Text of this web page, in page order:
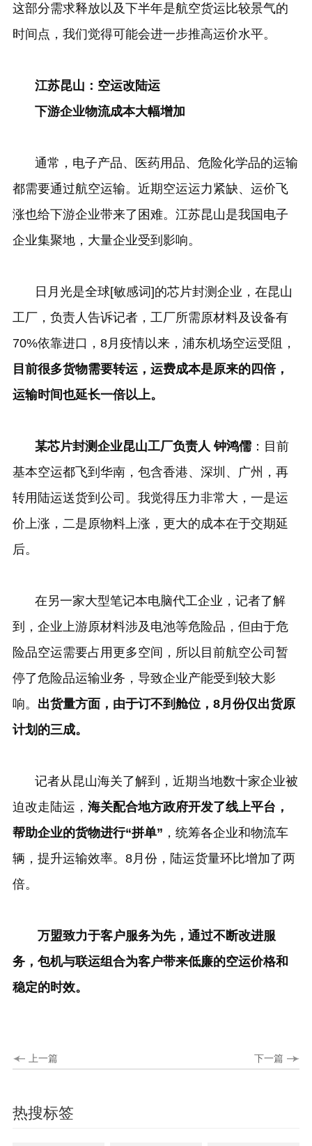
这部分需求释放以及下半年是航空货运比较景气的
时间点，我们觉得可能会进一步推高运价水平。
江苏昆山：空运改陆运
下游企业物流成本大幅增加
通常，电子产品、医药用品、危险化学品的运输
都需要通过航空运输。近期空运运力紧缺、运价飞
涨也给下游企业带来了困难。江苏昆山是我国电子
企业集聚地，大量企业受到影响。
日月光是全球[敏感词]的芯片封测企业，在昆山
工厂，负责人告诉记者，工厂所需原材料及设备有
70%依靠进口， 8月疫情以来，浦东机场空运受阻，
目前很多货物需要转运，运费成本是原来的四倍，
运输时间也延长一倍以上。
某芯片封测企业昆山工厂负责人 钟鸿儒：目前
基本空运都飞到华南，包含香港、深圳、广州，再
转用陆运送货到公司。我觉得压力非常大，一是运
价上涨，二是原物料上涨，更大的成本在于交期延
后。
在另一家大型笔记本电脑代工企业，记者了解
到，企业上游原材料涉及电池等危险品，但由于危
险品空运需要占用更多空间，所以目前航空公司暂
停了危险品运输业务，导致企业产能受到较大影
响。 出货量方面，由于订不到舱位， 8月份仅出货原
计划的三成。
记者从昆山海关了解到，近期当地数十家企业被
迫改走陆运， 海关配合地方政府开发了线上平台，
帮助企业的货物进行“拼单” ，统筹各企业和物流车
辆，提升运输效率。 8月份，陆运货量环比增加了两
倍。
万盟致力于客户服务为先，通过不断改进服
务，包机与联运组合为客户带来低廉的空运价格和
稳定的时效。
上一篇 下一篇
热搜标签